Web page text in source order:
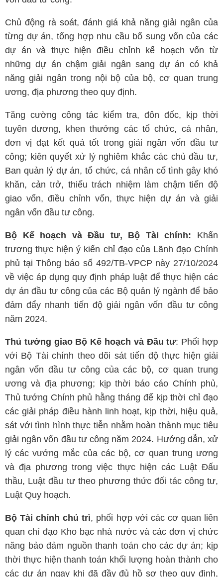
Chủ động rà soát, đánh giá khả năng giải ngân của
từng dự án, tổng hợp nhu cầu bổ sung vốn của các
dự án và thực hiện điều chỉnh kế hoạch vốn từ
những dự án chậm giải ngân sang dự án có khả
năng giải ngân trong nội bộ của bộ, cơ quan trung
ương, địa phương theo quy định.
Tăng cường công tác kiểm tra, đôn đốc, kịp thời
tuyên dương, khen thưởng các tổ chức, cá nhân,
đơn vị đạt kết quả tốt trong giải ngân vốn đầu tư
công; kiên quyết xử lý nghiêm khắc các chủ đầu tư,
Ban quản lý dự án, tổ chức, cá nhân cố tình gây khó
khăn, cản trở, thiếu trách nhiệm làm chậm tiến độ
giao vốn, điều chỉnh vốn, thực hiện dự án và giải
ngân vốn đầu tư công.
Bộ Kế hoạch và Đầu tư, Bộ Tài chính: Khẩn
trương thực hiện ý kiến chỉ đạo của Lãnh đạo Chính
phủ tại Thông báo số 492/TB-VPCP này 27/10/2024
về việc áp dụng quy định pháp luật để thực hiện các
dự án đầu tư công của các Bộ quản lý ngành để bảo
đảm đẩy nhanh tiến độ giải ngân vốn đầu tư công
năm 2024.
Thủ tướng giao Bộ Kế hoạch và Đầu tư: Phối hợp
với Bộ Tài chính theo dõi sát tiến độ thực hiện giải
ngân vốn đầu tư công của các bộ, cơ quan trung
ương và địa phương; kịp thời báo cáo Chính phủ,
Thủ tướng Chính phủ hằng tháng để kịp thời chỉ đạo
các giải pháp điều hành linh hoạt, kịp thời, hiệu quả,
sát với tình hình thực tiễn nhằm hoàn thành mục tiêu
giải ngân vốn đầu tư công năm 2024. Hướng dẫn, xử
lý các vướng mắc của các bộ, cơ quan trung ương
và địa phương trong việc thực hiện các Luật Đấu
thầu, Luật đầu tư theo phương thức đối tác công tư,
Luật Quy hoạch.
Bộ Tài chính chủ trì, phối hợp với các cơ quan liên
quan chỉ đạo Kho bạc nhà nước và các đơn vị chức
năng bảo đảm nguồn thanh toán cho các dự án; kịp
thời thực hiện thanh toán khối lượng hoàn thành cho
các dự án ngay khi đã đầy đủ hồ sơ theo quy định,